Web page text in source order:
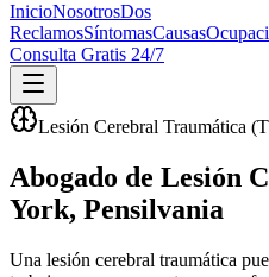
InicioNosotrosDos
ReclamosSíntomasCausas
Consulta Gratis 24/7
Lesión Cerebral Traumática
Abogado de Lesión
York, Pensilvania
Una lesión cerebral traumática